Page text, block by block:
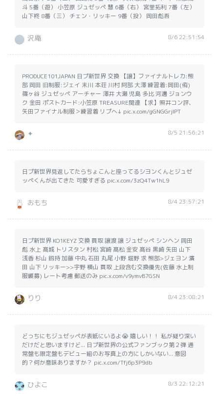
斗 5番（遊） 小笠原 ジュゼッペ 慧 6番（右） 宮里拓利 7番（左）
山下柊 8番（三） チェン・リッキー 9番（投） 岡田彪吾
沢庵 8/6 22:51:54
PRODUCE101JAPAN 日プ新世界 交換 【譲】ファイナルトレカ:熊
部 岡田 旧制服:ジェイ 末川 本荘 川村 阿部 大澤 練習着:岡田(侑)
篠ヶ谷 ジュゼッペ アーチャー 澤井 大瀬 児島 多比 河邊 ジョンウ
ク 金田 ポストカード:小笠原 TREASURE関連 【求】照井コン評、
矢田ファイナル制服＞練習着 リプへ↓ pic.x.com/gGNGGrjlPT
✦ 8/5 21:56:21
日プ新世界見返してたらちょこんと座ってるシヨンくんとジュゼ
ッペくんが出てきた 可愛すぎる pic.x.com/3zQ4Tw1hL9
おもち 8/4 23:57:21
日プ新世界 KO1KEYZ 交換 買取 譲渡 譲 ジュゼッペ シンヘン 岡田
彪 水上 髙城 トリスタン 村松 宮崎 髙松 金安 髙谷 黒崎 矢田 山下
浅香 杉山 釼持 加藤 中丸 石田 丸尾 小野 堀野 求 熊部>ジェヨン 濱
田 山下 リッキー>>宇野 横山 買取 上段含む交換優先(佐藤 水上制
服緩募) レート考慮 郵送のみ pic.x.com/v9ymvB7GSN
りり 8/4 23:08:21
どっちにもジュゼッペが表紙にいるよ😭 嬉しい！！ 私が疑り深い
だけだと思いますけど... 日プ新世界の公式ファンブック第２弾 通
常盤も限定盤もデビュー組のお写真上の方にしかいない... 意図
的？何か意味ありますか？ pic.x.com/Tfj6p3P9db
ひよこ 8/3 22:12:21